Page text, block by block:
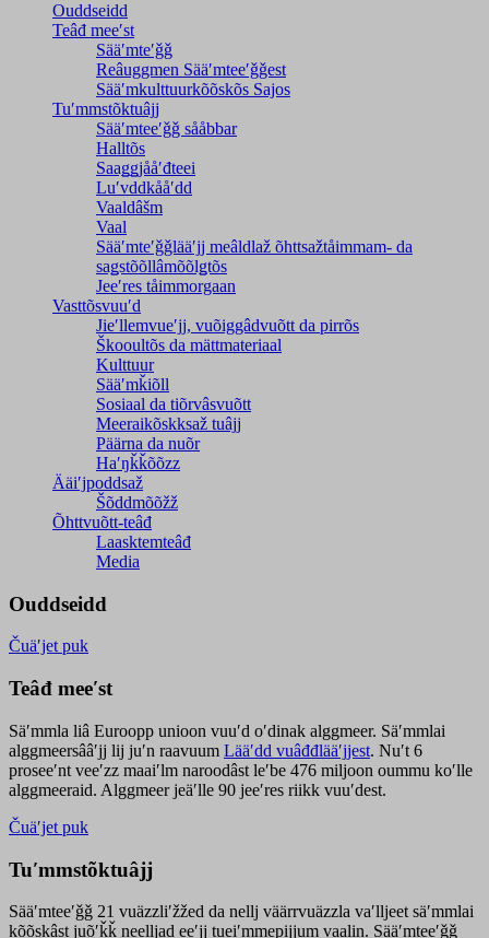
Ouddseidd
Teâđ meeʹst
Sääʹmteʹǧǧ
Reâuggmen Sääʹmteeʹǧǧest
Sääʹmkulttuurkõõskõs Sajos
Tuʹmmstõktuâjj
Sääʹmteeʹǧǧ sååbbar
Halltõs
Saaǥǥjååʹđteei
Luʹvddkååʹdd
Vaaldâšm
Vaal
Sääʹmteʹǧǧlääʹjj meâldlaž õhttsažtåimmam- da
saǥstõõllâmõõlǥtõs
Jeeʹres tåimmorgaan
Vasttõsvuuʹd
Jieʹllemvueʹjj, vuõiggâdvuõtt da pirrõs
Škooultõs da mättmateriaal
Kulttuur
Sääʹmǩiõll
Sosiaal da tiõrvâsvuõtt
Meeraikõskksaž tuâjj
Päärna da nuõr
Haʹŋǩǩõõzz
Ääiʹjpoddsaž
Šõddmõõžž
Õhttvuõtt-teâđ
Laasktemteâđ
Media
Ouddseidd
Čuäʹjet puk
Teâđ meeʹst
Säʹmmla liâ Euroopp unioon vuuʹd oʹdinak alggmeer. Säʹmmlai
alggmeersââʹjj lij juʹn raavuum Lääʹdd vuâđđlääʹjjest. Nuʹt 6
proseeʹnt veeʹzz maaiʹlm naroodâst leʹbe 476 miljoon oummu koʹlle
alggmeeraid. Alggmeer jeäʹlle 90 jeeʹres riikk vuuʹdest.
Čuäʹjet puk
Tuʹmmstõktuâjj
Sääʹmteeʹǧǧ 21 vuäzzliʹžžed da nellj väärrvuäzzla vaʹlljeet säʹmmlai
kõõskâst juõʹǩǩ neelljad eeʹjj tueiʹmmepijjum vaalin. Sääʹmteeʹǧǧ